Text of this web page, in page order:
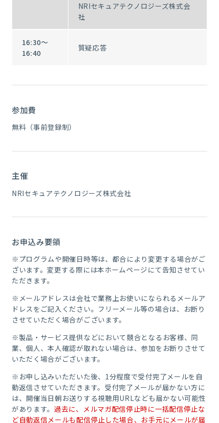
NRIセキュアテクノロジーズ株式会
社
16:30～
16:40
質疑応答
参加費
無料（事前登録制）
主催
NRIセキュアテクノロジーズ株式会社
お申込み要領
※プログラムや開催日時等は、都合により変更する場合がご
ざいます。変更する際には本ホームページにて告知させてい
ただきます。
※メールアドレスは会社で業務上お使いになられるメールア
ドレスをご記入ください。フリーメール等の場合は、お断り
させていただく場合がございます。
※製品・サービス提供などにおいて競合となるお客様、同
業、個人、本人確認が取れない場合は、参加をお断りさせて
いただく場合がございます。
※お申し込みいただいた後、1分程度で受付完了メールを自
動返信させていただきます。受付完了メールが届かない方に
は、開催当日朝お送りする視聴用URLなども届かない可能性
があります。過去に、メルマガ配信停止時に一括配信停止な
ど自動返信メールも配信停止した場合、お手元にメールが届